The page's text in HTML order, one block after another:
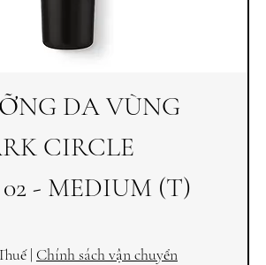
DA VÙNG
CIRCLE
- MEDIUM (T)
| Chính sách vận chuyển